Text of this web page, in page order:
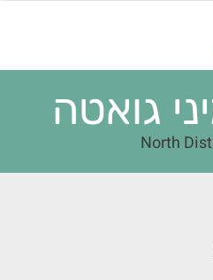
גואטה
North